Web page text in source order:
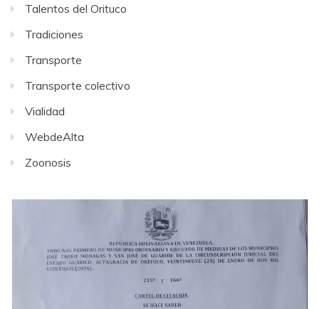
Talentos del Orituco
Tradiciones
Transporte
Transporte colectivo
Vialidad
WebdeAlta
Zoonosis